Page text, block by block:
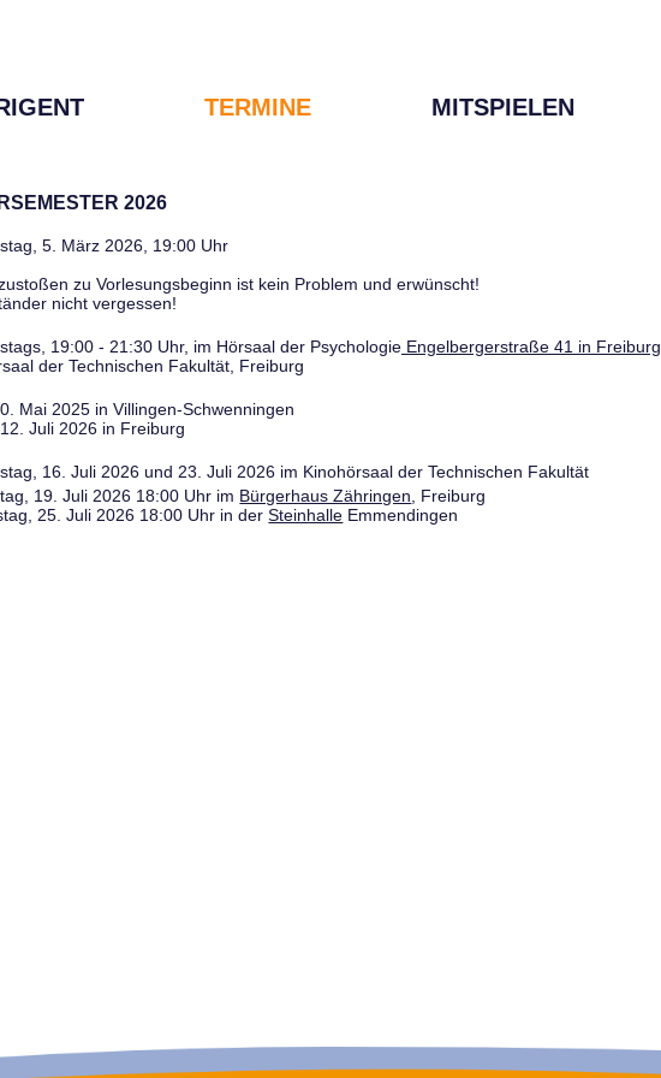
TERMINE MITSPIELEN
2026
5. März 2026, 19:00 Uhr
zu Vorlesungsbeginn ist kein Problem und erwünscht!
nicht vergessen!
19:00 - 21:30 Uhr, im Hörsaal der Psychologie Engelbergerstraße 41 in Freiburg
der Technischen Fakultät, Freiburg
Mai 2025 in Villingen-Schwenningen
Juli 2026 in Freiburg
16. Juli 2026 und 23. Juli 2026 im Kinohörsaal der Technischen Fakultät
19. Juli 2026 18:00 Uhr im Bürgerhaus Zähringen , Freiburg
25. Juli 2026 18:00 Uhr in derSteinhalle Emmendingen